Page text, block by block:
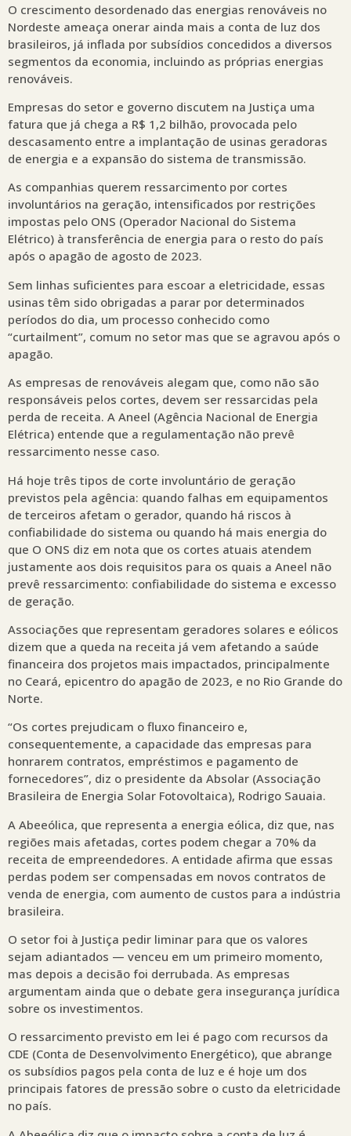
O crescimento desordenado das energias renováveis no
Nordeste ameaça onerar ainda mais a conta de luz dos
brasileiros, já inflada por subsídios concedidos a diversos
segmentos da economia, incluindo as próprias energias
renováveis.
Empresas do setor e governo discutem na Justiça uma
fatura que já chega a R$ 1,2 bilhão, provocada pelo
descasamento entre a implantação de usinas geradoras
de energia e a expansão do sistema de transmissão.
As companhias querem ressarcimento por cortes
involuntários na geração, intensificados por restrições
impostas pelo ONS (Operador Nacional do Sistema
Elétrico) à transferência de energia para o resto do país
após o apagão de agosto de 2023.
Sem linhas suficientes para escoar a eletricidade, essas
usinas têm sido obrigadas a parar por determinados
períodos do dia, um processo conhecido como
“curtailment”, comum no setor mas que se agravou após o
apagão.
As empresas de renováveis alegam que, como não são
responsáveis pelos cortes, devem ser ressarcidas pela
perda de receita. A Aneel (Agência Nacional de Energia
Elétrica) entende que a regulamentação não prevê
ressarcimento nesse caso.
Há hoje três tipos de corte involuntário de geração
previstos pela agência: quando falhas em equipamentos
de terceiros afetam o gerador, quando há riscos à
confiabilidade do sistema ou quando há mais energia do
que O ONS diz em nota que os cortes atuais atendem
justamente aos dois requisitos para os quais a Aneel não
prevê ressarcimento: confiabilidade do sistema e excesso
de geração.
Associações que representam geradores solares e eólicos
dizem que a queda na receita já vem afetando a saúde
financeira dos projetos mais impactados, principalmente
no Ceará, epicentro do apagão de 2023, e no Rio Grande do
Norte.
“Os cortes prejudicam o fluxo financeiro e,
consequentemente, a capacidade das empresas para
honrarem contratos, empréstimos e pagamento de
fornecedores”, diz o presidente da Absolar (Associação
Brasileira de Energia Solar Fotovoltaica), Rodrigo Sauaia.
A Abeeólica, que representa a energia eólica, diz que, nas
regiões mais afetadas, cortes podem chegar a 70% da
receita de empreendedores. A entidade afirma que essas
perdas podem ser compensadas em novos contratos de
venda de energia, com aumento de custos para a indústria
brasileira.
O setor foi à Justiça pedir liminar para que os valores
sejam adiantados — venceu em um primeiro momento,
mas depois a decisão foi derrubada. As empresas
argumentam ainda que o debate gera insegurança jurídica
sobre os investimentos.
O ressarcimento previsto em lei é pago com recursos da
CDE (Conta de Desenvolvimento Energético), que abrange
os subsídios pagos pela conta de luz e é hoje um dos
principais fatores de pressão sobre o custo da eletricidade
no país.